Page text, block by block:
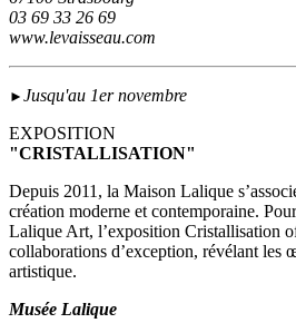
03 69 33 26 69
www.levaisseau.com
► Jusqu'au 1er novembre
EXPOSITION
"CRISTALLISATION"
Depuis 2011, la Maison Lalique
création moderne et contemporaine.
Lalique Art, l’exposition Cristallisation
collaborations d’exception, révélant les
artistique.
Musée Lalique